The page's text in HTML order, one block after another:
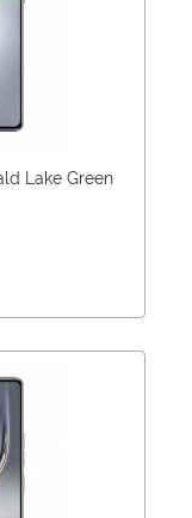
Lake Green